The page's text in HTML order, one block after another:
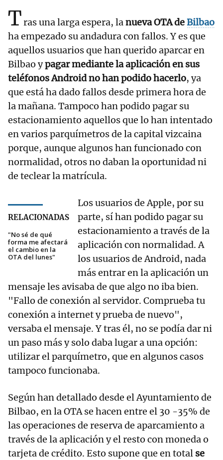
Tras una larga espera, lanueva OTA deBilbao
ha empezado su andadura con fallos. Y es que
aquellos usuarios que han querido aparcar en
Bilbao ypagar mediante la aplicación en sus
teléfonos Android no han podido hacerlo, ya
que está ha dado fallos desde primera hora de
la mañana. Tampoco han podido pagar su
estacionamiento aquellos que lo han intentado
en varios parquímetros de la capital vizcaina
porque, aunque algunos han funcionado con
normalidad, otros no daban la oportunidad ni
de teclear la matrícula.
RELACIONADAS
"No sé de qué
forma me afectará
el cambio en la
OTA del lunes"
Los usuarios de Apple, por su
parte, sí han podido pagar su
estacionamiento a través de la
aplicación con normalidad. A
los usuarios de Android, nada
más entrar en la aplicación un
mensaje les avisaba de que algo no iba bien.
"Fallo de conexión al servidor. Comprueba tu
conexión a internet y prueba de nuevo",
versaba el mensaje. Y tras él, no se podía dar ni
un paso más y solo daba lugar a una opción:
utilizar el parquímetro, que en algunos casos
tampoco funcionaba.
Según han detallado desde el Ayuntamiento de
Bilbao, en la OTA se hacen entre el 30 -35% de
las operaciones de reserva de aparcamiento a
través de la aplicación y el resto con moneda o
tarjeta de crédito. Esto supone que en total se